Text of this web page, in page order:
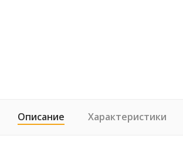
Описание Характеристики